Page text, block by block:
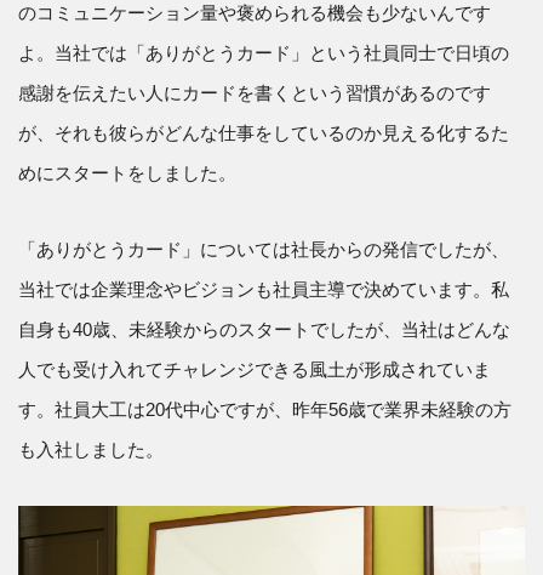
のコミュニケーション量や褒められる機会も少ないんです
よ。当社では「ありがとうカード」という社員同士で日頃の
感謝を伝えたい人にカードを書くという習慣があるのです
が、それも彼らがどんな仕事をしているのか見える化するた
めにスタートをしました。
「ありがとうカード」については社長からの発信でしたが、
当社では企業理念やビジョンも社員主導で決めています。私
自身も40歳、未経験からのスタートでしたが、当社はどんな
人でも受け入れてチャレンジできる風土が形成されていま
す。社員大工は20代中心ですが、昨年56歳で業界未経験の方
も入社しました。